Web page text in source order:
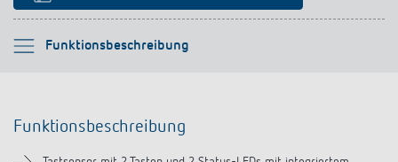
Funktionsbeschreibung
Bitte auswählen
Technische Informationen
Funktionsbeschreibung